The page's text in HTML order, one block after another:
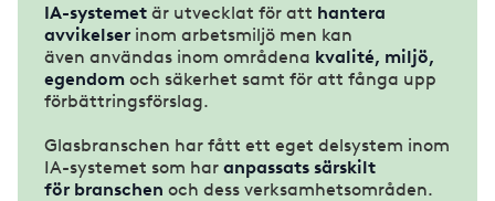
IA-systemet är utvecklat för att hantera
avvikelser inom arbetsmiljö men kan
även användas inom områdena kvalité, miljö,
egendom och säkerhet samt för att fånga upp
förbättringsförslag.
Glasbranschen har fått ett eget delsystem inom
IA-systemet som har anpassats särskilt
för branschen och dess verksamhetsområden.